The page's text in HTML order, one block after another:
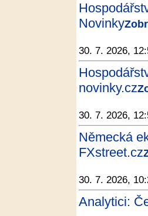
Novinky
30. 7. 2026,
novinky.cz
30. 7. 2026,
Německá
FXstreet.cz
30. 7. 2026,
Analytici: